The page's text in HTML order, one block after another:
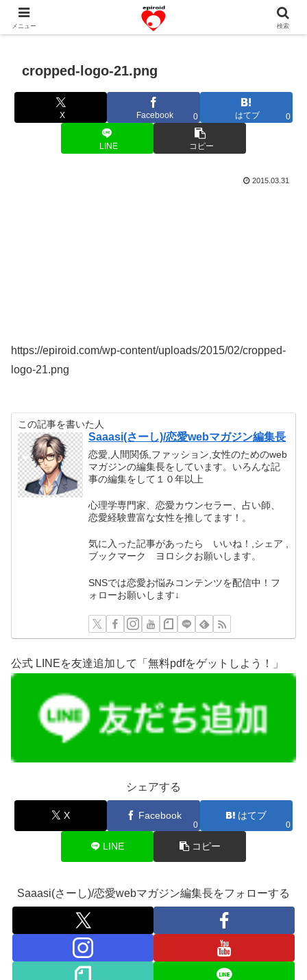
恋愛共感エピソード。あなたのストーリーを変えていく！。
cropped-logo-21.png
X Facebook 0 はてブ 0
LINE コピー
2015.03.31
https://epiroid.com/wp-content/uploads/2015/02/cropped-
logo-21.png
この記事を書いた人
Saaasi(さーし)/恋愛webマガジン編集長
恋愛,人間関係,ファッション,女性のためのweb
マガジンの編集長をしています。いろんな記
事の編集をして１０年以上
心理学専門家、恋愛カウンセラー、占い師、
恋愛経験豊富な女性を推してます！。
気に入った記事があったら いいね！,シェア ,
ブックマーク ヨロシクお願いします。
SNSでは恋愛お悩みコンテンツを配信中！フ
ォローお願いします↓
公式 LINEを友達追加して「無料pdfをゲットしよう！」
シェアする
X Facebook
0
はてブ
0
LINE コピー
Saaasi(さーし)/恋愛webマガジン編集長をフォローする
メニュー 検索